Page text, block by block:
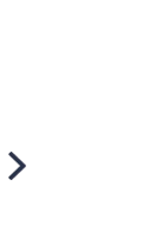
Scroll